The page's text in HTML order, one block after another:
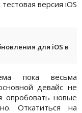
версия iOS
для iOS в
пока весьма
девайс не
опробовать новые
Откатиться на